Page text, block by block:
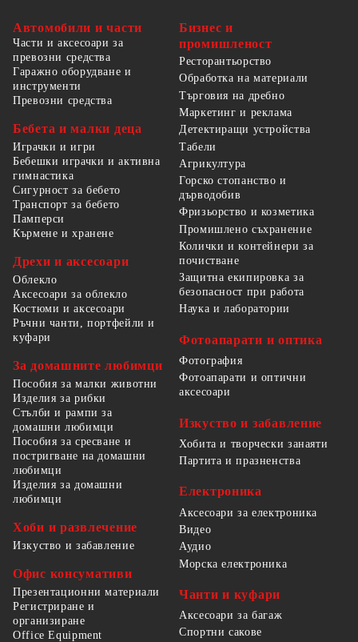
Автомобили и части
Части и аксесоари за
превозни средства
Гаражно оборудване и
инструменти
Превозни средства
Бебета и малки деца
Играчки и игри
Бебешки играчки и активна
гимнастика
Сигурност за бебето
Транспорт за бебето
Памперси
Кърмене и хранене
Дрехи и аксесоари
Облекло
Аксесоари за облекло
Костюми и аксесоари
Ръчни чанти, портфейли и
куфари
За домашните любимци
Пособия за малки животни
Изделия за рибки
Стълби и рампи за
домашни любимци
Пособия за сресване и
постригване на домашни
любимци
Изделия за домашни
любимци
Хоби и развлечение
Изкуство и забавление
Офис консумативи
Презентационни материали
Регистриране и
организиране
Office Equipment
Бизнес и
промишленост
Ресторантьорство
Обработка на материали
Търговия на дребно
Маркетинг и реклама
Детектиращи устройства
Табели
Агрикултура
Горско стопанство и
дърводобив
Фризьорство и козметика
Промишлено съхранение
Колички и контейнери за
почистване
Защитна екипировка за
безопасност при работа
Наука и лаборатории
Фотоапарати и оптика
Фотография
Фотоапарати и оптични
аксесоари
Изкуство и забавление
Хобита и творчески занаяти
Партита и празненства
Електроника
Аксесоари за електроника
Видео
Аудио
Морска електроника
Чанти и куфари
Аксесоари за багаж
Спортни сакове